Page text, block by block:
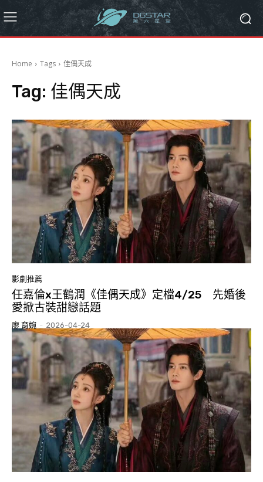
Home Tags 佳偶天成
Tag: 佳偶天成
影劇推薦
任嘉倫x王鶴潤《佳偶天成》定檔4/25 先婚後
愛掀古裝甜戀話題
廖 育婉 - 2026-04-24